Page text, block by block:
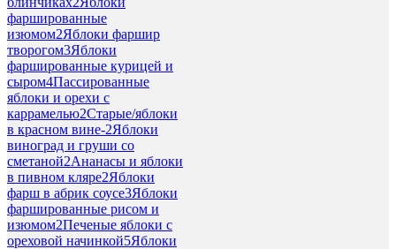
фаршированные
изюмом2Яблоки фаршир
творогом3Яблоки
фаршированные курицей и
сыром4Пассированные
яблоки и орехи с
каррамелью2Старые/яблоки
в красном вине-2Яблоки
виноград и груши со
сметаной2Ананасы и яблоки
в пивном кляре2Яблоки
фарш в абрик соусе3Яблоки
фаршированные рисом и
изюмом2Печеные яблоки с
ореховой начинкой5Яблоки